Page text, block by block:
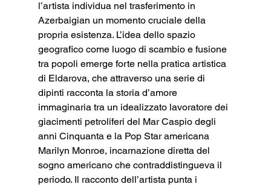
l’artista individua nel trasferimento in
Azerbaigian un momento cruciale della
propria esistenza. L’idea dello spazio
geografico come luogo di scambio e fusione
tra popoli emerge forte nella pratica artistica
di Eldarova, che attraverso una serie di
dipinti racconta la storia d’amore
immaginaria tra un idealizzato lavoratore dei
giacimenti petroliferi del Mar Caspio degli
anni Cinquanta e la Pop Star americana
Marilyn Monroe, incarnazione diretta del
sogno americano che contraddistingueva il
periodo. Il racconto dell’artista punta i